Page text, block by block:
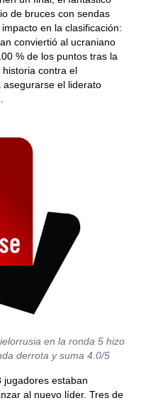
de bruces con sendas
en la clasificación:
conviertió al ucraniano
% de los puntos tras la
contra el
el liderato
en la ronda 5 hizo
derrota y suma 4.0/5
jugadores estaban
al nuevo líder. Tres de